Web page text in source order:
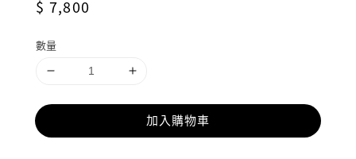
Regular
$ 7,800
數量
加入購物車